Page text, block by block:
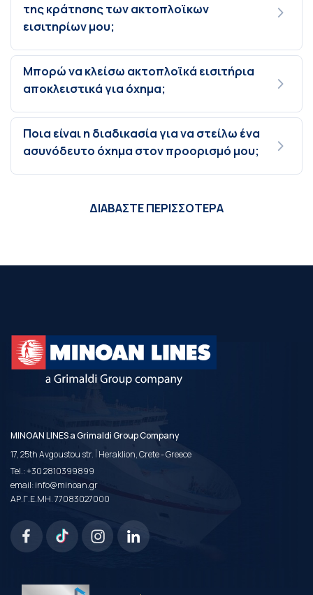
της κράτησης των ακτοπλοϊκων
εισιτηρίων μου;
Μπορώ να κλείσω ακτοπλοϊκά εισιτήρια
αποκλειστικά για όχημα;
Ποια είναι η διαδικασία για να στείλω ένα
ασυνόδευτο όχημα στον προορισμό μου;
ΔΙΑΒΑΣΤΕ ΠΕΡΙΣΣΟΤΕΡΑ
MINOAN LINES a Grimaldi Group Company
17, 25th Avgoustou str. | Heraklion, Crete - Greece
Tel.:+30 2810399899
email:info@minoan.gr
ΑΡ.Γ.Ε.ΜΗ. 77083027000